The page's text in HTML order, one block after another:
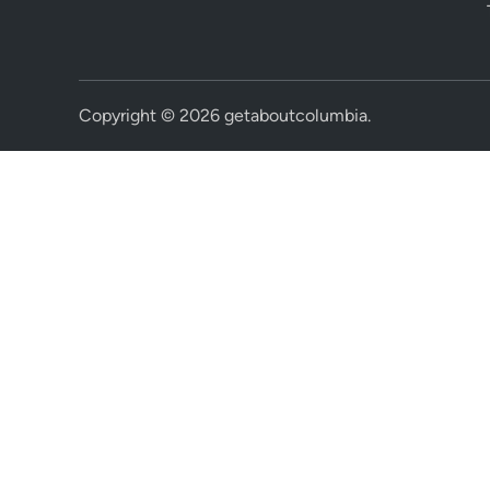
Copyright © 2026 getaboutcolumbia.